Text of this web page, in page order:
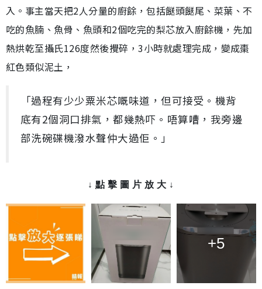
入。事主當天把2人分量的廚餘，包括餸頭餸尾、菜葉、不
吃的魚腩、魚骨、魚頭和2個吃完的梨芯放入廚餘機，先加
熱烘乾至攝氏126度然後攪碎，3小時就處理完成，變成棗
紅色類似泥土，
「過程有少少粟米芯嘅味道，但可接受。機背
底有2個洞口排氣，都幾熱吓。唔算嘈，我旁邊
部洗碗碟機潑水聲仲大過佢。」
↓ 點 擊 圖 片 放 大 ↓
+5